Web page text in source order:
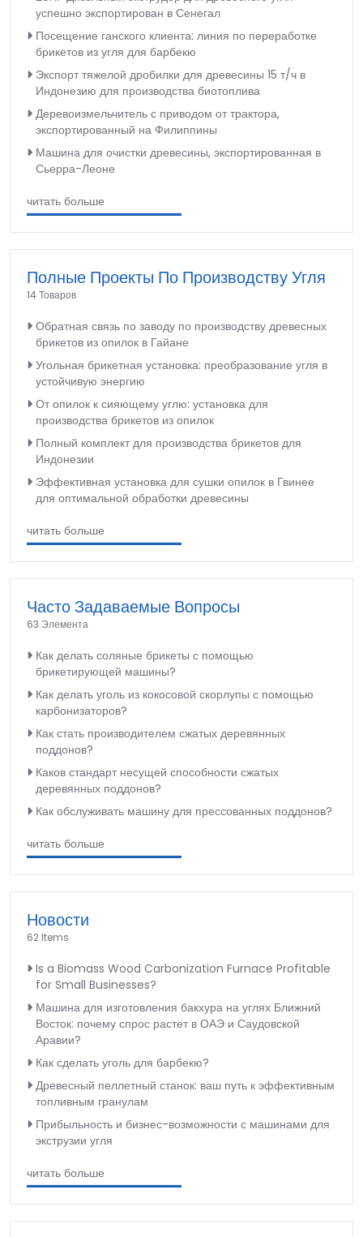
успешно экспортирован в Сенегал
Посещение ганского клиента: линия по переработке
брикетов из угля для барбекю
Экспорт тяжелой дробилки для древесины 15 т/ч в
Индонезию для производства биотоплива
Деревоизмельчитель с приводом от трактора,
экспортированный на Филиппины
Машина для очистки древесины, экспортированная в
Сьерра-Леоне
читать больше
Полные Проекты По Производству Угля
14 Товаров
Обратная связь по заводу по производству древесных
брикетов из опилок в Гайане
Угольная брикетная установка: преобразование угля в
устойчивую энергию
От опилок к сияющему углю: установка для
производства брикетов из опилок
Полный комплект для производства брикетов для
Индонезии
Эффективная установка для сушки опилок в Гвинее
для оптимальной обработки древесины
читать больше
Часто Задаваемые Вопросы
63 Элемента
Как делать соляные брикеты с помощью
брикетирующей машины?
Как делать уголь из кокосовой скорлупы с помощью
карбонизаторов?
Как стать производителем сжатых деревянных
поддонов?
Каков стандарт несущей способности сжатых
деревянных поддонов?
Как обслуживать машину для прессованных поддонов?
читать больше
Новости
62 Items
Is a Biomass Wood Carbonization Furnace Profitable
for Small Businesses?
Машина для изготовления бакхура на углях Ближний
Восток: почему спрос растет в ОАЭ и Саудовской
Аравии?
Как сделать уголь для барбекю?
Древесный пеллетный станок: ваш путь к эффективным
топливным гранулам
Прибыльность и бизнес-возможности с машинами для
экструзии угля
читать больше